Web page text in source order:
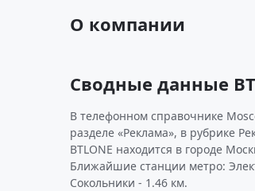
О компании
Сводные данные
В телефонном справочнике
разделе «Реклама», в рубрике
BTLONE находится в городе
Ближайшие станции метро:
Сокольники - 1.46 км.